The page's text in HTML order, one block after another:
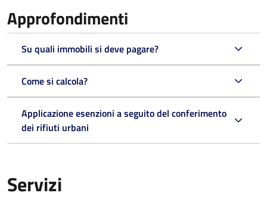
Approfondimenti
Su quali immobili si deve pagare?
Come si calcola?
Applicazione esenzioni a seguito del conferimento
dei rifiuti urbani
Servizi